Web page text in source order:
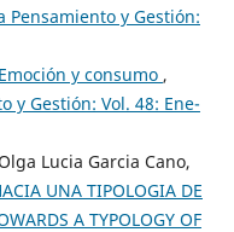
Pensamiento y Gestión:
Emoción y consumo ,
y Gestión: Vol. 48: Ene-
Lucia Garcia Cano,
UNA TIPOLOGIA DE
A TYPOLOGY OF